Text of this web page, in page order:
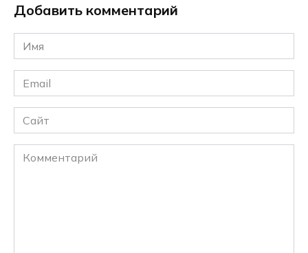
Добавить комментарий
Имя
*
Email
*
Сайт
Комментарий